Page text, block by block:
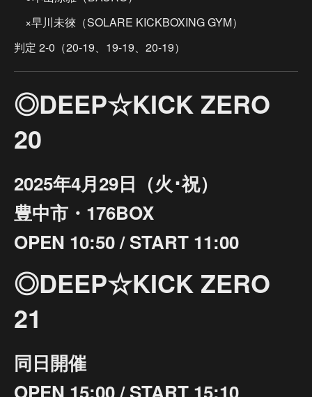
×早川未徠（SOLARE KICKBOXING GYM）
判定 2-0（20-19、19-19、20-19）
◎DEEP☆KICK ZERO
20
2025年4月29日（火･祝）
豊中市・176BOX
OPEN 10:50 / START 11:00
◎DEEP☆KICK ZERO
21
同日開催
OPEN 15:00 / START 15:10